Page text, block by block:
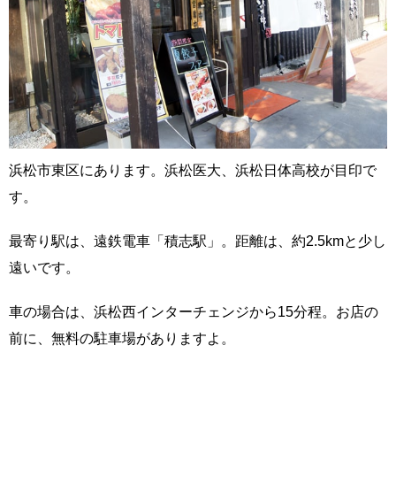
浜松市東区にあります。浜松医大、浜松日体高校が目印で
す。
最寄り駅は、遠鉄電車「積志駅」。距離は、約2.5kmと少し
遠いです。
車の場合は、浜松西インターチェンジから15分程。お店の
前に、無料の駐車場がありますよ。